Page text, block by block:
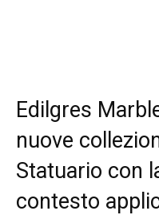
Edilgres
nuove
Statuario con
contesto